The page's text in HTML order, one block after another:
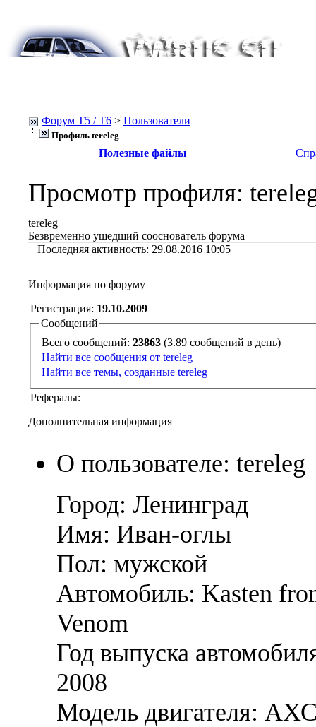
Форум Т5 / T6 > Пользователи
Профиль tereleg
Полезные файлы
Просмотр профиля:
tereleg
Безвременно ушедший сооснователь форума
Последняя активность: 29.08.2016 10:05
Информация по форуму
Регистрация: 19.10.2009
Сообщений
Всего сообщений: 23863
(3.89 сообщений в день)
Найти все сообщения от tereleg
Найти все темы, созданные tereleg
Рефералы:
Дополнительная информация
О пользователе: tereleg
Город: Ленинград
Имя: Иван-оглы
Пол: мужской
Автомобиль: Kasten
Venom
Год выпуска
2008
Модель двигателя: